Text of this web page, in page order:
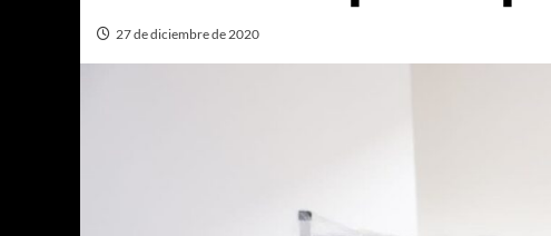
27 de diciembre de 2020